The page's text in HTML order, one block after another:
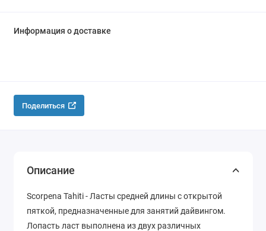
Информация о доставке
Поделиться
Описание
Scorpena Tahiti - Ласты средней длины с открытой
пяткой, предназначенные для занятий дайвингом.
Лопасть ласт выполнена из двух различных